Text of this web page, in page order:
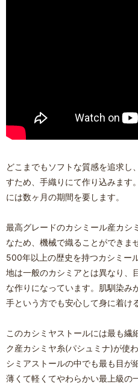
どこまでもソフトな質感を追求し
すため、手織りにて作り込みます
には数ヶ月の期間を要します。
最高グレードのカシミール産カシ
なため、機械で織ることができま
500年以上の歴史を持つカシミー
地は一般のカシミアとは異なり、
な作りになっています。肌馴染み
手という方でも安心して身に着け
このカシミヤストールには最も繊
ク産カシミヤ糸(パシュミナ)が使
シミアストールの中でも最も目が
薄くて軽くてやわらかい最上級の